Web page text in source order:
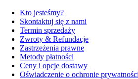
Kto jesteśmy?
Skontaktuj się z nami
Termin sprzedaży
Zwroty & Refundacje
Zastrzeżenia prawne
Metody płatności
Ceny i opcje dostawy
Oświadczenie o ochronie prywatności